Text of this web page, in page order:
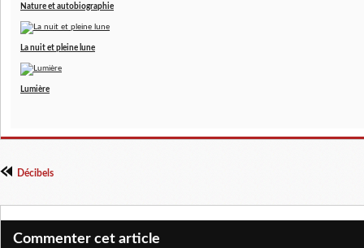
Nature et autobiographie
La nuit et pleine lune
Lumière
Décibels
Commenter cet article